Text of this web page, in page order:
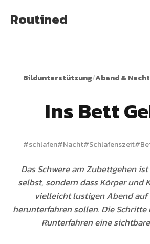
Routined
Bildunterstützung/Abend & Nacht
Ins Bett
#schlafen#Nacht#Schlafenszeit#
Das Schwere am Zubettgehen
selbst, sondern dass Körper und
vielleicht lustigen Abend auf
herunterfahren sollen. Die
Runterfahren eine